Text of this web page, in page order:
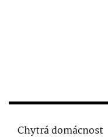
Chytrá domácnost